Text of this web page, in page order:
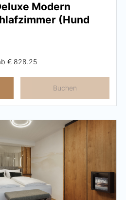
Stubn
Modern
(Hund
€ 828.25
Buchen